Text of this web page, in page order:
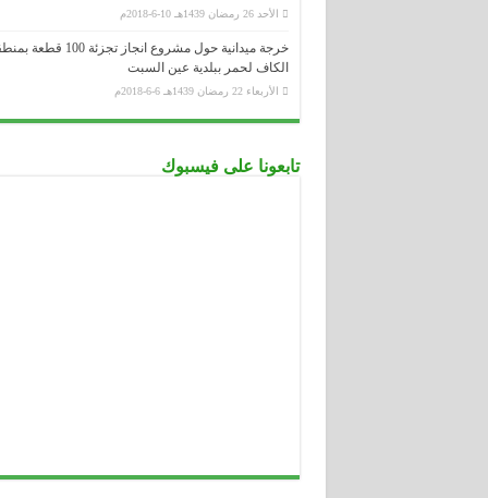
الأحد 26 رمضان 1439هـ 10-6-2018م
خرجة ميدانية حول مشروع انجاز تجزئة 100
الكاف لحمر ببلدية عين السبت
الأربعاء 22 رمضان 1439هـ 6-6-2018م
تابعونا على فيسبوك